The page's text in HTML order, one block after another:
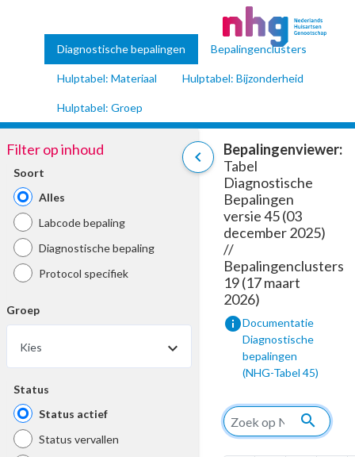
Diagnostische bepalingen Bepalingenclusters
Hulptabel: Materiaal Hulptabel: Bijzonderheid
Hulptabel: Groep
chevron_left
Filter op inhoud
Soort
Alles
Labcode bepaling
Diagnostische bepaling
Protocol specifiek
Groep
Kies
Status
Status actief
Status vervallen
Bepalingenviewer:
Tabel
Diagnostische
Bepalingen
versie 45 (03
december 2025)
//
Bepalingenclusters
19 (17 maart
2026)
infoDocumentatie
Diagnostische
bepalingen
(NHG-Tabel 45)
search